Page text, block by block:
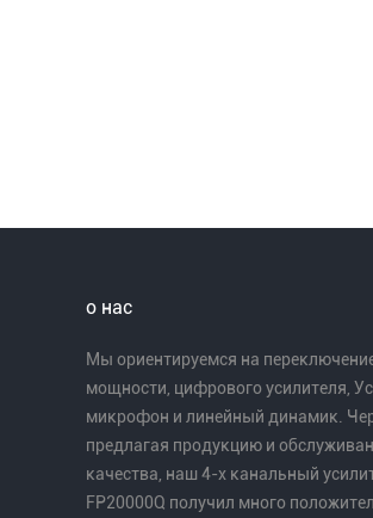
о нас
Мы ориентируемся на
мощности, цифрового усилителя,
микрофон и линейный динамик.
предлагая продукцию и
качества, наш 4-х канальный
FP20000Q получил много